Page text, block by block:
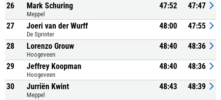
26 Mark Schuring
Meppel
47:52 47:47
27 Joeri van der Wurff
De Sprinter
48:00 47:55
28 Lorenzo Grouw
Hoogeveen
48:40 48:36
29 Jeffrey Koopman
Hoogeveen
48:40 48:36
30 Jurriën Kwint
Meppel
48:43 48:39